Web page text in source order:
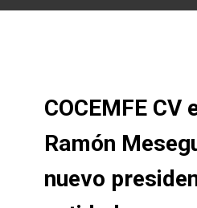
COCEMFE CV
Ramón
nuevo